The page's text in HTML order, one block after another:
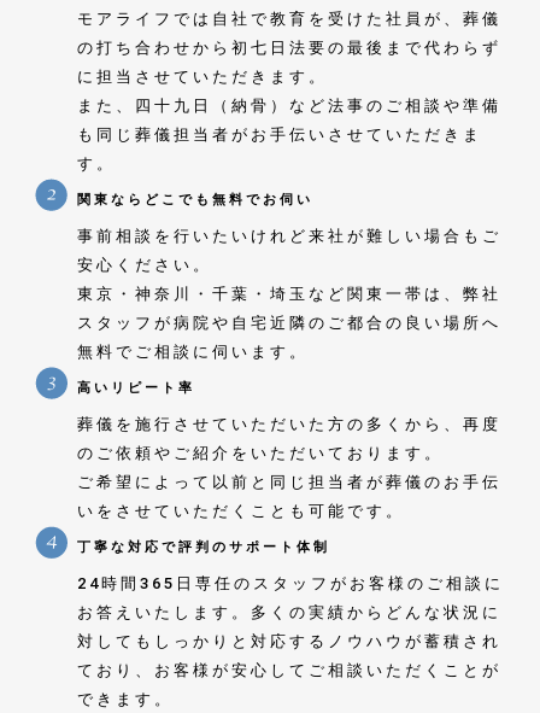
モアライフでは自社で教育を受けた社員が、葬儀
の打ち合わせから初七日法要の最後まで代わらず
に担当させていただきます。
また、四十九日（納骨）など法事のご相談や準備
も同じ葬儀担当者がお手伝いさせていただきま
す。
関東ならどこでも無料でお伺い
事前相談を行いたいけれど来社が難しい場合もご
安心ください。
東京・神奈川・千葉・埼玉など関東一帯は、弊社
スタッフが病院や自宅近隣のご都合の良い場所へ
無料でご相談に伺います。
高いリピート率
葬儀を施行させていただいた方の多くから、再度
のご依頼やご紹介をいただいております。
ご希望によって以前と同じ担当者が葬儀のお手伝
いをさせていただくことも可能です。
丁寧な対応で評判のサポート体制
24時間365日専任のスタッフがお客様のご相談に
お答えいたします。多くの実績からどんな状況に
対してもしっかりと対応するノウハウが蓄積され
ており、お客様が安心してご相談いただくことが
できます。